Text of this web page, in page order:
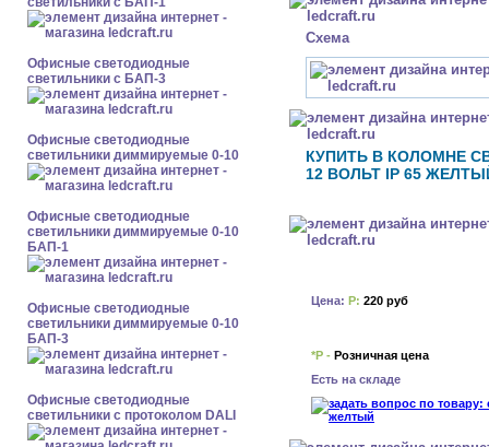
Офисные светодиодные
светильники с БАП-3
Офисные светодиодные
светильники диммируемые 0-10
Офисные светодиодные
светильники диммируемые 0-10
БАП-1
Офисные светодиодные
светильники диммируемые 0-10
БАП-3
Офисные светодиодные
светильники с протоколом DALI
Схема
КУПИТЬ В КОЛОМНЕ
12 ВОЛЬТ IP 65
Цена: Р: 220 руб
*Р - Розничная цена
Есть на складе